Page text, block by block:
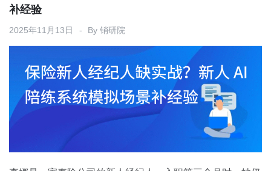
产品集成
下载客户端
按行业
消费医疗
汽车
客户案例
开放平台
定价
补经验
2025年11月13日 By 销研院